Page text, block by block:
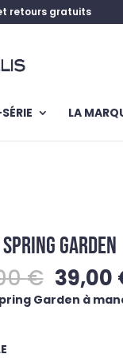
retours gratuits
LA
GARDEN
€ Le
prix
39,00
Garden à